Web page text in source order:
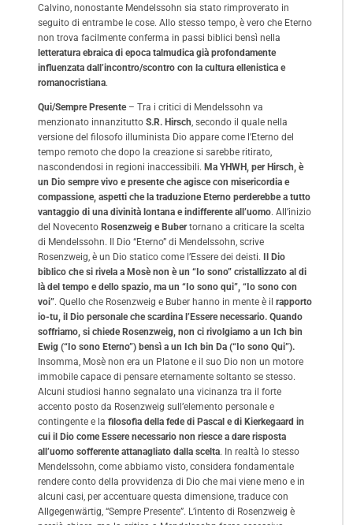
Calvino, nonostante Mendelssohn sia stato rimproverato in
seguito di entrambe le cose. Allo stesso tempo, è vero che Eterno
non trova facilmente conferma in passi biblici bensì nella
letteratura ebraica di epoca talmudica già profondamente
influenzata dall’incontro/scontro con la cultura ellenistica e
romanocristiana.
Qui/Sempre Presente– Tra i critici di Mendelssohn va
menzionato innanzitutto S.R. Hirsch, secondo il quale nella
versione del filosofo illuminista Dio appare come l’Eterno del
tempo remoto che dopo la creazione si sarebbe ritirato,
nascondendosi in regioni inaccessibili. Ma YHWH, per Hirsch, è
un Dio sempre vivo e presente che agisce con misericordia e
compassione, aspetti che la traduzione Eterno perderebbe a tutto
vantaggio di una divinità lontana e indifferente all’uomo. All’inizio
del Novecento Rosenzweig e Bubertornano a criticare la scelta
di Mendelssohn. Il Dio “Eterno” di Mendelssohn, scrive
Rosenzweig, è un Dio statico come l’Essere dei deisti.
Il Dio
biblico che si rivela a Mosè non è un “Io sono” cristallizzato al di
là del tempo e dello spazio, ma un “Io sono qui”, “Io sono con
voi”. Quello che Rosenzweig e Buber hanno in mente è il rapporto
io-tu, il Dio personale che scardina l’Essere necessario. Quando
soffriamo, si chiede Rosenzweig, non ci rivolgiamo a un Ich bin
Ewig (“Io sono Eterno”) bensì a un Ich bin Da (“Io sono Qui”).
Insomma, Mosè non era un Platone e il suo Dio non un motore
immobile capace di pensare eternamente soltanto se stesso.
Alcuni studiosi hanno segnalato una vicinanza tra il forte
accento posto da Rosenzweig sull’elemento personale e
contingente e la filosofia della fede di Pascal e di Kierkegaard in
cui il Dio come Essere necessario non riesce a dare risposta
all’uomo sofferente attanagliato dalla scelta. In realtà lo stesso
Mendelssohn, come abbiamo visto, considera fondamentale
rendere conto della provvidenza di Dio che mai viene meno e in
alcuni casi, per accentuare questa dimensione, traduce con
Allgegenwärtig, “Sempre Presente”. L’intento di Rosenzweig è